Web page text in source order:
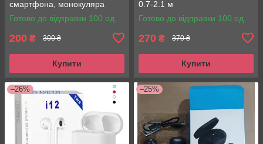
смартфона, монокуляра
Готово до відправки 100 од.
200 ₴ 300 ₴
Купити
0.7-2.1 м
Готово до відправки 100 од.
270 ₴ 370 ₴
Купити
–26% –25%